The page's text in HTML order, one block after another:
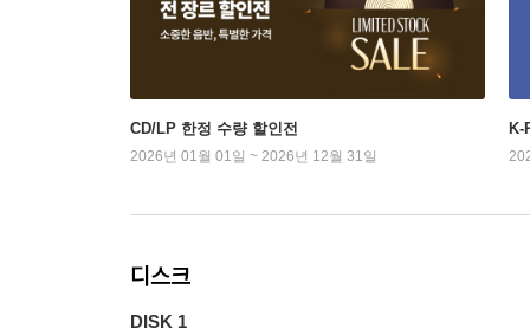
CD/LP 한정 수량 할인전
2026년 01월 01일 ~ 2026년 12월 31일
K-
디스크
DISK 1